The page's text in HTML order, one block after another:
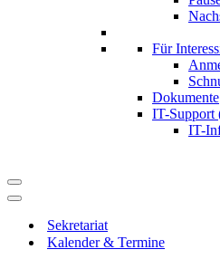
Für
Dokumente
IT-Support
IT-
Navigationsmenü
Navigationsmenü
Sekretariat
Kalender & Termine